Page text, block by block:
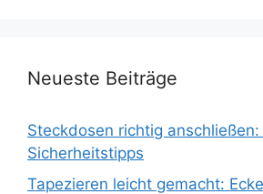
Neueste Beiträge
Steckdosen richtig
Sicherheitstipps
Tapezieren leicht gemacht: